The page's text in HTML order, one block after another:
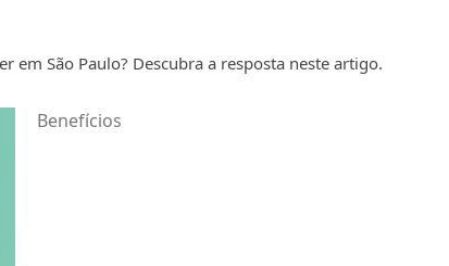
em São Paulo? Descubra a resposta neste artigo.
Benefícios